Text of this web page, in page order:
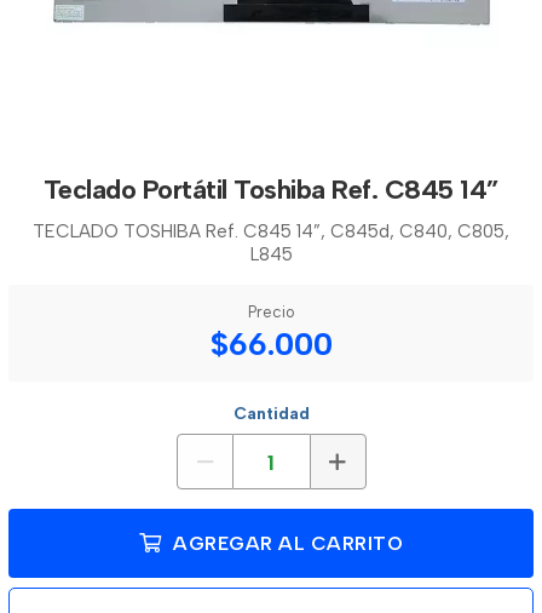
Teclado Portátil Toshiba Ref. C845 14”
TECLADO TOSHIBA Ref. C845 14”, C845d, C840, C805,
L845
Precio
$66.000
Cantidad
AGREGAR AL CARRITO